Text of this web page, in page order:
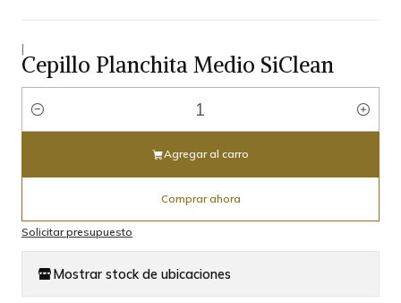
|
Cepillo Planchita Medio SiClean
Cantidad
Agregar al carro
Comprar ahora
Solicitar presupuesto
Mostrar stock de ubicaciones